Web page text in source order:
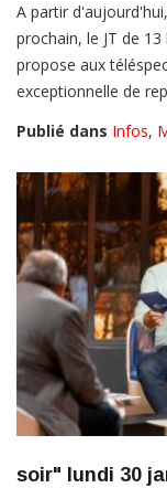
A partir
prochain, le JT de
propose aux
exceptionnelle de
Publié dans Infos,
soir" lundi 30